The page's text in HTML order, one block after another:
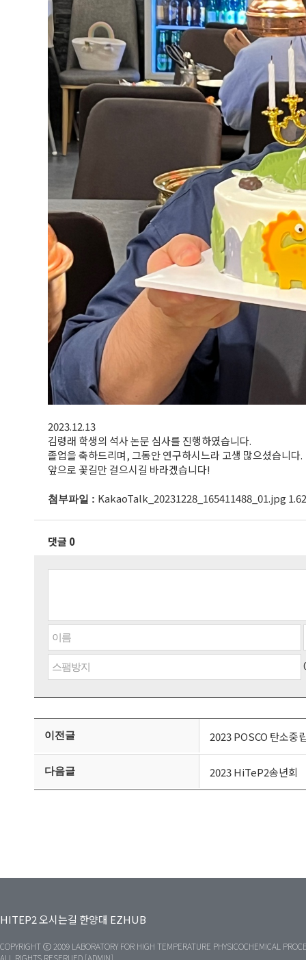
2023.12.13
김령래 학생의 석사 논문 심사를 진행하였습니다.
졸업을 축하드리며, 그동안 연구하시느라 고생 많으셨습니다.
앞으로 꽃길만 걸으시길 바라겠습니다!
첨부파일 : KakaoTalk_20231228_165411488_01.jpg
댓글 0
이전글 2023 POSCO 탄소중
다음글 2023 HiTeP2송년회
HITEP2오시는길 한양대 EZHUB
COPYRIGHT ⓒ 2009 LABORATORY FOR HIGH TEMPERATURE PHYSICOCHEMICAL
ALL RIGHTS RESERUED.[ADMIN]